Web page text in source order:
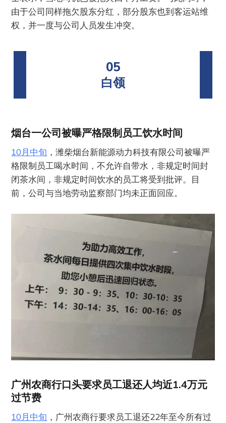
由于公司同样拖欠股东分红，部分股东也到客运站维
权，并一度与公司人员发生冲突。
05
白领
烟台一公司被曝严格限制员工饮水时间
10月中旬 ，潍柴烟台新能源动力科技有限公司被曝严
格限制员工喝水时间，不允许自带水，非规定时间封
闭茶水间，非规定时间饮水的员工将受到批评。目
前，公司与当地劳动监察部门均未正面回应。
广州农商行口头要求员工退还人均近1.4万元
过节费
10月中旬 ，广州农商行要求员工退还22年至今所有过